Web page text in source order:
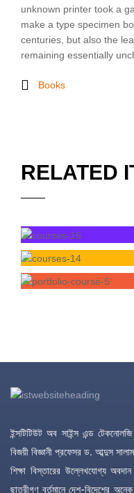
unknown printer took a
make a type specimen
centuries, but also the
remaining essentially
Books
RELATED
ইন্সটিটিউট অব সাইন্স এন্ড
বিজয়ী বিজ্ঞানী প্রফেসর ড. আব্দুস
শিক্ষা বিস্তারের উল্লেখযোগ্য
ছাত্রীগণ বর্তমানে দেশ-বিদেশের